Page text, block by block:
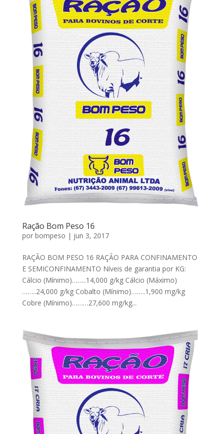
Ração Bom Peso 16
por bompeso | jun 3, 2017
RAÇÃO BOM PESO 16 RAÇÃO PARA CONFINAMENTO
E SEMICONFINAMENTO Níveis de garantia por KG:
Cálcio (Mínimo)……..14,000 g/kg Cálcio (Máximo)
……..24,000 g/kg Cobalto (Mínimo)……..1,900 mg/kg
Cobre (Mínimo)………27,600 mg/kg...